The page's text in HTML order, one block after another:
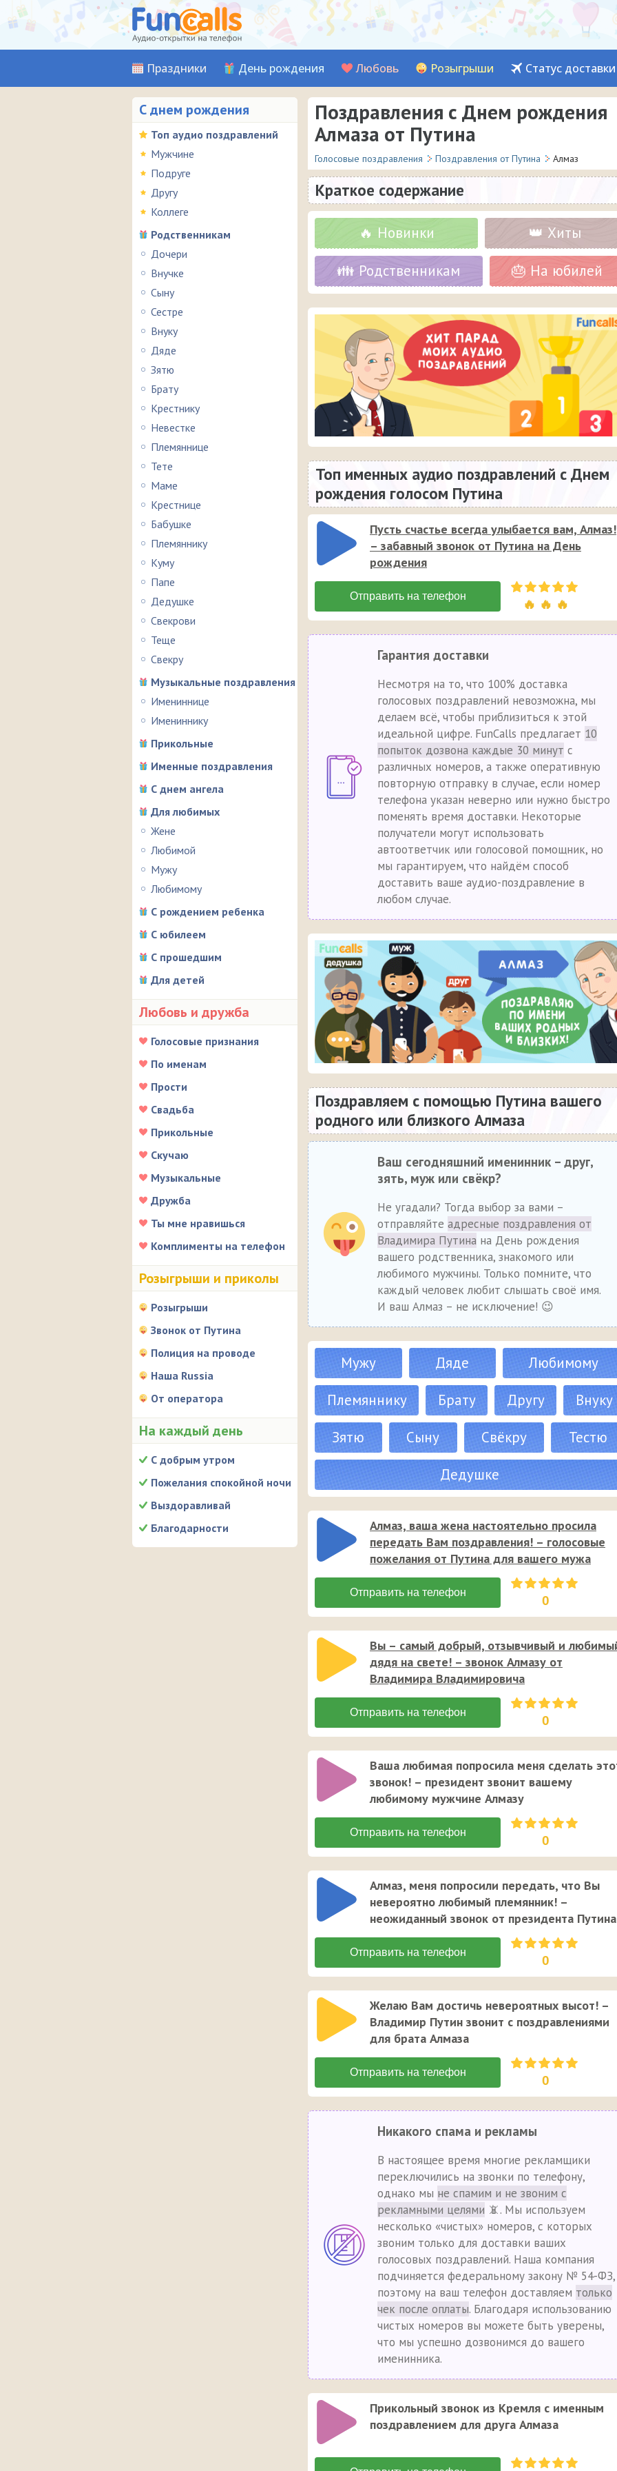
Праздники День рождения Любовь Розыгрыши Статус доставки
С днем рождения
Топ аудио поздравлений
Мужчине
Подруге
Другу
Коллеге
Родственникам
Дочери
Внучке
Сыну
Сестре
Внуку
Дяде
Зятю
Брату
Крестнику
Невестке
Племяннице
Тете
Маме
Крестнице
Бабушке
Племяннику
Куму
Папе
Дедушке
Свекрови
Теще
Свекру
Музыкальные поздравления
Имениннице
Имениннику
Прикольные
Именные поздравления
С днем ангела
Для любимых
Жене
Любимой
Мужу
Любимому
С рождением ребенка
С юбилеем
С прошедшим
Для детей
Любовь и дружба
Голосовые признания
По именам
Прости
Свадьба
Прикольные
Скучаю
Музыкальные
Дружба
Ты мне нравишься
Комплименты на телефон
Розыгрыши и приколы
Розыгрыши
Звонок от Путина
Полиция на проводе
Наша Russia
От оператора
На каждый день
С добрым утром
Пожелания спокойной ночи
Выздоравливай
Благодарности
Поздравления с Днем рождения
Алмаза от Путина
Голосовые поздравления Поздравления от Путина Алмаз
Краткое содержание
🔥 Новинки 👑 Хиты
👪 Родственникам 🎂 На юбилей
Топ именных аудио поздравлений с Днем
рождения голосом Путина
Пусть счастье всегда улыбается вам, Алмаз!
– забавный звонок от Путина на День
рождения
🔥 🔥 🔥
Гарантия доставки
Несмотря на то, что 100% доставка
голосовых поздравлений невозможна, мы
делаем всё, чтобы приблизиться к этой
идеальной цифре. FunCalls предлагает 10
попыток дозвона каждые 30 минут с
различных номеров, а также оперативную
повторную отправку в случае, если номер
телефона указан неверно или нужно быстро
поменять время доставки. Некоторые
получатели могут использовать
автоответчик или голосовой помощник, но
мы гарантируем, что найдём способ
доставить ваше аудио-поздравление в
любом случае.
Поздравляем с помощью Путина вашего
родного или близкого Алмаза
Ваш сегодняшний именинник – друг,
зять, муж или свёкр?
Не угадали? Тогда выбор за вами –
отправляйте адресные поздравления от
Владимира Путина на День рождения
вашего родственника, знакомого или
любимого мужчины. Только помните, что
каждый человек любит слышать своё имя.
И ваш Алмаз – не исключение! 😉
Мужу Дяде
Любимому
Племяннику
Брату Другу
Внуку
Зятю
Сыну Свёкру
Тестю
Дедушке
Алмаз, ваша жена настоятельно просила
передать Вам поздравления! – голосовые
пожелания от Путина для вашего мужа
0
Вы – самый добрый, отзывчивый и
дядя на свете! – звонок Алмазу от
Владимира Владимировича
0
Ваша любимая попросила меня сделать
звонок! – президент звонит вашему
любимому мужчине Алмазу
0
Алмаз, меня попросили передать, что Вы
невероятно любимый племянник! –
неожиданный звонок от президента Путина
0
Желаю Вам достичь невероятных высот! –
Владимир Путин звонит с поздравлениями
для брата Алмаза
0
Никакого спама и рекламы
В настоящее время многие рекламщики
переключились на звонки по телефону,
однако мы не спамим и не звоним с
рекламными целями 📵. Мы используем
несколько «чистых» номеров, с которых
звоним только для доставки ваших
голосовых поздравлений. Наша компания
подчиняется федеральному закону № 54-ФЗ,
поэтому на ваш телефон доставляем только
чек после оплаты. Благодаря использованию
чистых номеров вы можете быть уверены,
что мы успешно дозвонимся до вашего
именинника.
Прикольный звонок из Кремля с именным
поздравлением для друга Алмаза